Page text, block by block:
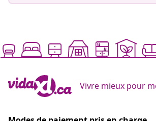
Vivre mieux pour